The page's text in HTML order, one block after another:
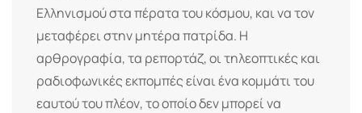
Ελληνισμού στα πέρατα του κόσμου, και να τον
μεταφέρει στην μητέρα πατρίδα. Η
αρθρογραφία, τα ρεπορτάζ, οι τηλεοπτικές και
ραδιοφωνικές εκπομπές είναι ένα κομμάτι του
εαυτού του πλέον, το οποίο δεν μπορεί να